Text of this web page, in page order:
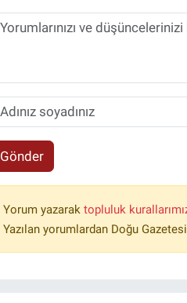
Gönder
Yorum yazarak topluluk
Yazılan yorumlardan Doğu